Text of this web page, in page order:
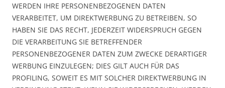
WERDEN IHRE PERSONENBEZOGENEN DATEN
VERARBEITET, UM DIREKTWERBUNG ZU BETREIBEN, SO
HABEN SIE DAS RECHT, JEDERZEIT WIDERSPRUCH GEGEN
DIE VERARBEITUNG SIE BETREFFENDER
PERSONENBEZOGENER DATEN ZUM ZWECKE DERARTIGER
WERBUNG EINZULEGEN; DIES GILT AUCH FÜR DAS
PROFILING, SOWEIT ES MIT SOLCHER DIREKTWERBUNG IN